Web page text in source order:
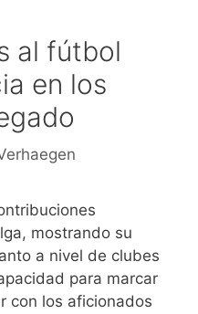
al fútbol
en los
mostrando su
a nivel de clubes
para marcar
con los aficionados